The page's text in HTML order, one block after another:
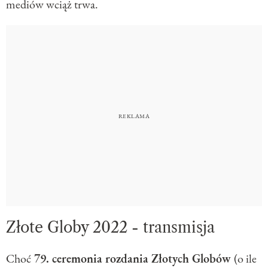
mediów wciąż trwa.
Złote Globy 2022 - transmisja
Choć79. ceremonia rozdania Złotych Globów(o ile